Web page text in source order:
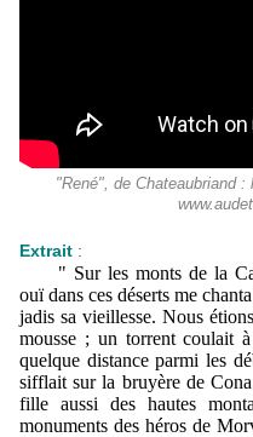
"René", de Chateaubriand
Extrait :
" Sur les monts de la
ouï dans ces déserts me
jadis sa vieillesse. Nous
mousse ; un torrent coulait
quelque distance parmi les
sifflait sur la bruyère de
fille aussi des hautes
monuments des héros de